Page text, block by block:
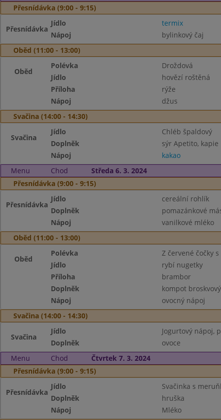
Přesnídávka (9:00 - 9:15)
Přesnídávka
Jídlo
termix
Nápoj
bylinkový čaj
Oběd (11:00 - 13:00)
Oběd
Polévka
Droždová
Jídlo
hovězí roštěná
Příloha
rýže
Nápoj
džus
Svačina (14:00 - 14:30)
Svačina
Jídlo
Chléb špaldový
Doplněk
sýr Apetito, kapie
Nápoj
kakao
Menu
Chod
Středa 6. 3. 2024
Přesnídávka (9:00 - 9:15)
Přesnídávka
Jídlo
cereální rohlík
Doplněk
pomazánkové
Nápoj
vanilkové mléko
Oběd (11:00 - 13:00)
Oběd
Polévka
Z červené čočky
Jídlo
rybí nugetky
Příloha
brambor
Doplněk
kompot broskvový
Nápoj
ovocný nápoj
Svačina (14:00 - 14:30)
Svačina
Jídlo
Jogurtový nápoj,
Doplněk
ovoce
Menu
Chod
Čtvrtek 7. 3. 2024
Přesnídávka (9:00 - 9:15)
Přesnídávka
Jídlo
Svačinka s
Doplněk
hruška
Nápoj
Mléko